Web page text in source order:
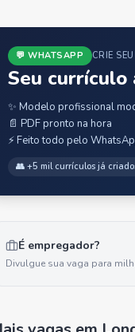
💬 WHATSAPP CRIE
Seu currículo
✨ Modelo profissional
📄 PDF pronto na hora
⚡ Feito todo pelo
👥 +5 mil currículos já
É empregador?
Divulgue sua vaga para